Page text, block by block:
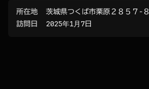
所在地
茨城県つくば市栗原２８５７−８
訪問日
2025年1月7日